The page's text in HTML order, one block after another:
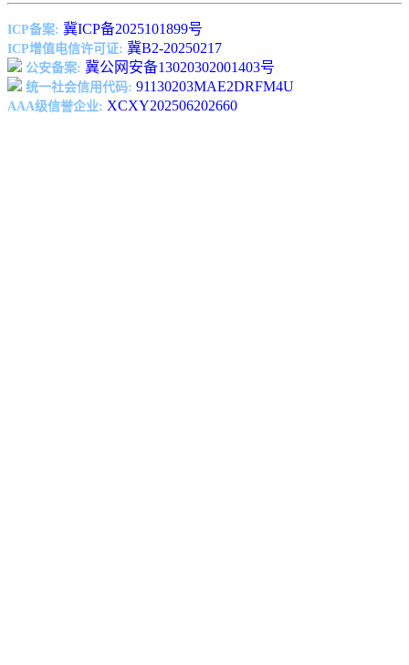
ICP备案: 冀ICP备2025101899号
ICP增值电信许可证: 冀B2-20250217
公安备案: 冀公网安备13020302001403号
统一社会信用代码: 91130203MAE2DRFM4U
AAA级信誉企业: XCXY202506202660